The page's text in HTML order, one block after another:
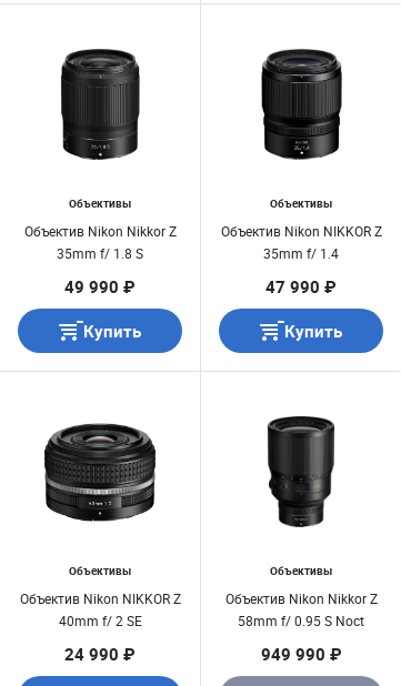
Объективы
Объектив Nikon Nikkor Z
35mm f/ 1.8 S
49 990 ₽
Купить
Объективы
Объектив Nikon NIKKOR Z
35mm f/ 1.4
47 990 ₽
Купить
Объективы
Объектив Nikon NIKKOR Z
40mm f/ 2 SE
24 990 ₽
Объективы
Объектив Nikon Nikkor Z
58mm f/ 0.95 S Noct
949 990 ₽